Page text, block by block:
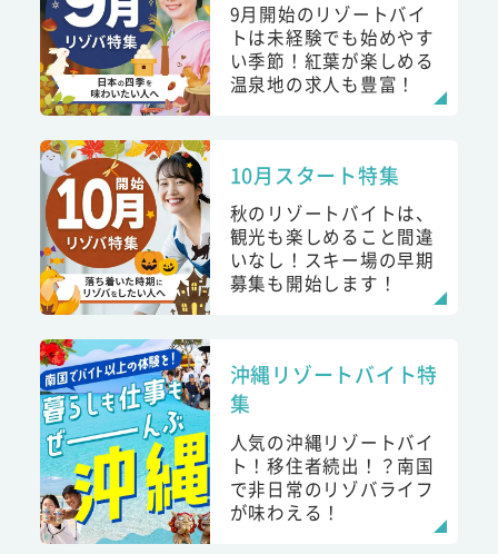
9月開始のリゾートバイ
トは未経験でも始めやす
い季節！紅葉が楽しめる
温泉地の求人も豊富！
10月スタート特集
秋のリゾートバイトは、
観光も楽しめること間違
いなし！スキー場の早期
募集も開始します！
沖縄リゾートバイト特
集
人気の沖縄リゾートバイ
ト！移住者続出！？南国
で非日常のリゾバライフ
が味わえる！